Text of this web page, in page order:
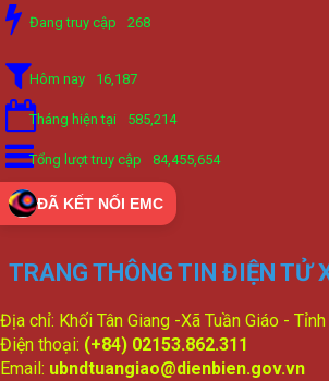
Đang truy cập 268
Hôm nay 16,187
Tháng hiện tại 585,214
Tổng lượt truy cập 84,455,654
ĐÃ KẾT NỐI EMC
TRANG THÔNG TIN ĐIỆN TỬ
Địa chỉ: Khối Tân Giang -Xã Tuần Giáo -
Điện thoại: (+84) 02153.862.311
Email: ubndtuangiao@dienbien.gov.vn